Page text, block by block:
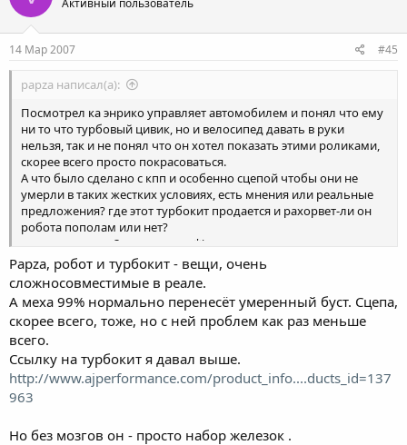
14 Мар 2007 #45
papza написал(а):
Посмотрел ка энрико управляет автомобилем и понял что ему
ни то что турбовый цивик, но и велосипед давать в руки
нельзя, так и не понял что он хотел показать этими роликами,
скорее всего просто покрасоваться.
А что было сделано с кпп и особенно сцепой чтобы они не
умерли в таких жестких условиях, есть мнения или реальные
предложения? где этот турбокит продается и рахорвет-ли он
робота пополам или нет?
много вопросов? ну извините *(
Papza, робот и турбокит - вещи, очень
сложносовместимые в реале.
А меха 99% нормально перенесёт умеренный буст. Сцепа,
скорее всего, тоже, но с ней проблем как раз меньше
всего.
Ссылку на турбокит я давал выше.
http://www.ajperformance.com/product_info....ducts_id=137
963
Но без мозгов он - просто набор железок .